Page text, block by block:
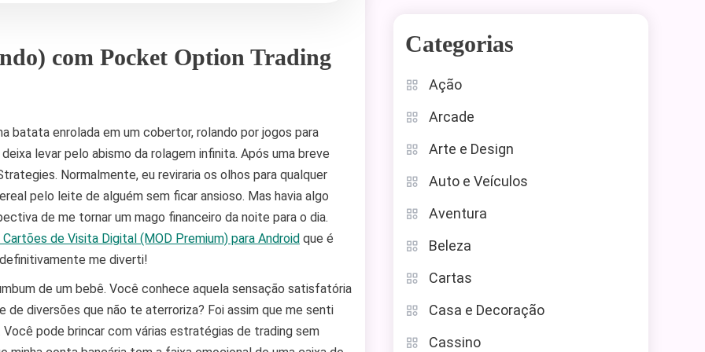
com Pocket Option Trading
batata enrolada em um cobertor, rolando por jogos para
levar pelo abismo da rolagem infinita. Após uma breve
Normalmente, eu reviraria os olhos para qualquer
pelo leite de alguém sem ficar ansioso. Mas havia algo
de me tornar um mago financeiro da noite para o dia.
Cartões de Visita Digital (MOD Premium) para Android que é
me diverti!
de um bebê. Você conhece aquela sensação satisfatória
de diversões que não te aterroriza? Foi assim que me senti
pode brincar com várias estratégias de trading sem
Categorias
Ação
Arcade
Arte e Design
Auto e Veículos
Aventura
Beleza
Cartas
Casa e Decoração
Cassino